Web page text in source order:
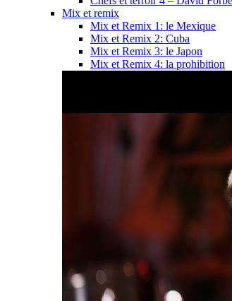
Mix et remix
Mix et Remix 1: le Mexique
Mix et Remix 2: Cuba
Mix et Remix 3: le Japon
Mix et Remix 4: la prohibition